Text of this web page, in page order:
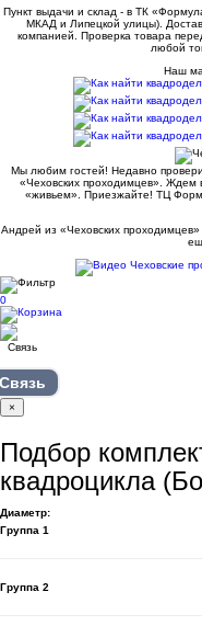
Пункт выдачи и склад - в ТК
МКАД и Липецкой улицы).
компанией. Проверка товара
любой
Наш
Мы любим гостей! Недавно
«Чеховских проходимцев». Ждем
«живьем». Приезжайте! ТЦ
Андрей из «Чеховских
0
×
Подбор
квадроцикла
Диаметр:
Группа 1
Группа 2